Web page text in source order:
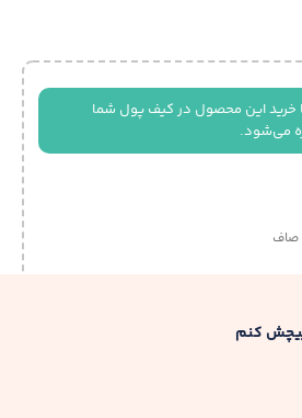
خرید این محصول در کیف پول شما
می‌شود.
صاف
کنم